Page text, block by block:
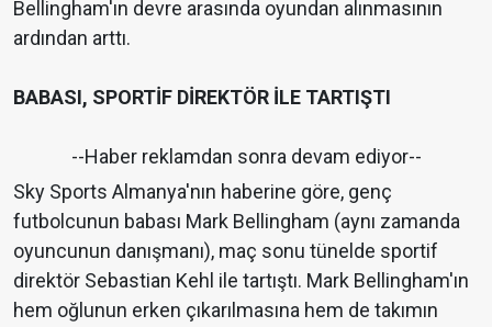
Bellingham'ın devre arasında oyundan alınmasının
ardından arttı.
BABASI, SPORTİF DİREKTÖR İLE TARTIŞTI
--Haber reklamdan sonra devam ediyor--
Sky Sports Almanya'nın haberine göre, genç
futbolcunun babası Mark Bellingham (aynı zamanda
oyuncunun danışmanı), maç sonu tünelde sportif
direktör Sebastian Kehl ile tartıştı. Mark Bellingham'ın
hem oğlunun erken çıkarılmasına hem de takımın